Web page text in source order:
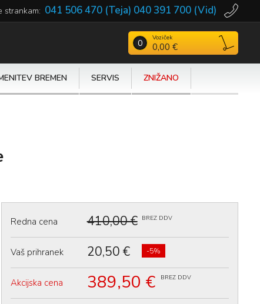
strankam: 041 506 470 (Teja) 040 391 700 (Vid)
0 Voziček
0,00 €
BREMEN SERVIS ZNIŽANO
Redna cena 410,00 € BREZ DDV
Vaš prihranek 20,50 € -5%
Akcijska cena 389,50 € BREZ DDV